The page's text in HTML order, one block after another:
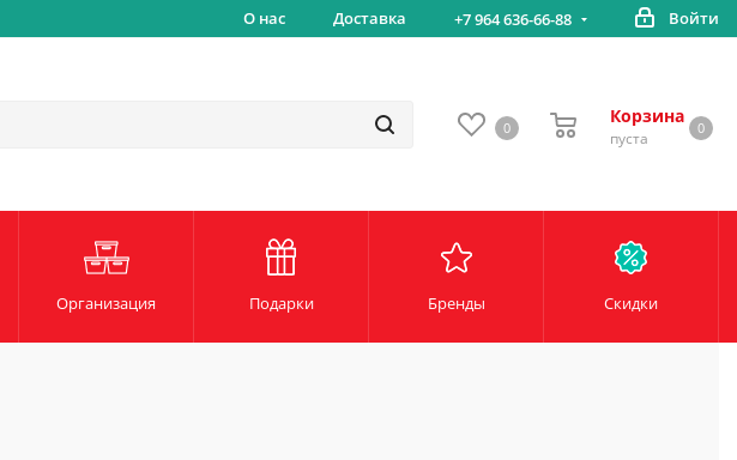
О нас Доставка +7 964 636-66-88 Войти
0
Корзина
пуста
0
Организация Подарки Бренды Скидки